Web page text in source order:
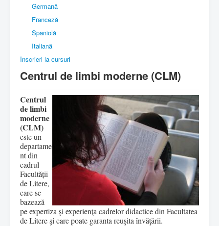
Germană
Franceză
Spaniolă
Italiană
Înscrieri la cursuri
Centrul de limbi moderne (CLM)
Centrul
de limbi
moderne
(CLM)
este un
departame
nt din
cadrul
Facultății
de Litere,
care se
bazează
pe expertiza şi experienţa cadrelor didactice din Facultatea
de Litere şi care poate garanta reuşita învăţării.